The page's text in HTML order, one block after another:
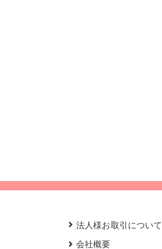
法人様お取引について
会社概要